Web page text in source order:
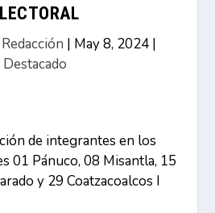
Redacción | May 8, 2024 |
Destacado
de integrantes en los
01 Pánuco, 08 Misantla, 15
y 29 Coatzacoalcos I